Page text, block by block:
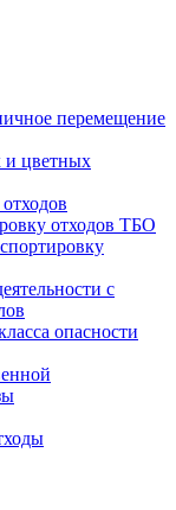
перемещение
и цветных
отходов ТБО
с
опасности